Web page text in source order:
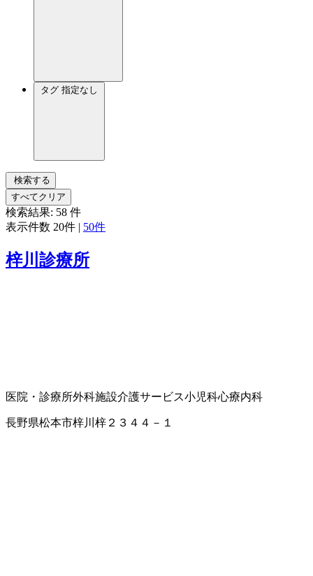
タグ 指定なし
検索する
すべてクリア
検索結果: 58 件
表示件数 20件 | 50件
梓川診療所
医院・診療所外科施設介護サービス小児科心療内科
長野県松本市梓川梓２３４４－１